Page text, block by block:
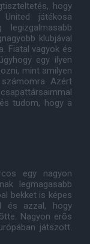
hogy
játékosa
klubjával
Fiatal vagyok és
egy ilyen
mint amilyen
Azért
tudom, hogy a
egy nagyon
legmagasabb
bekket is képes
és azzal, hogy
Nagyon erõs
játszott.